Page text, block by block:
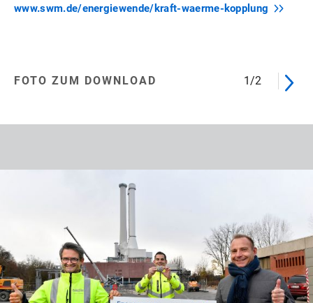
www.swm.de/energiewende/kraft-waerme-kopplung
FOTO ZUM DOWNLOAD